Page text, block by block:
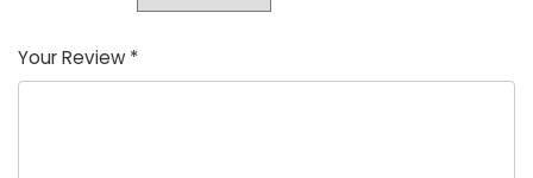
Your Review *